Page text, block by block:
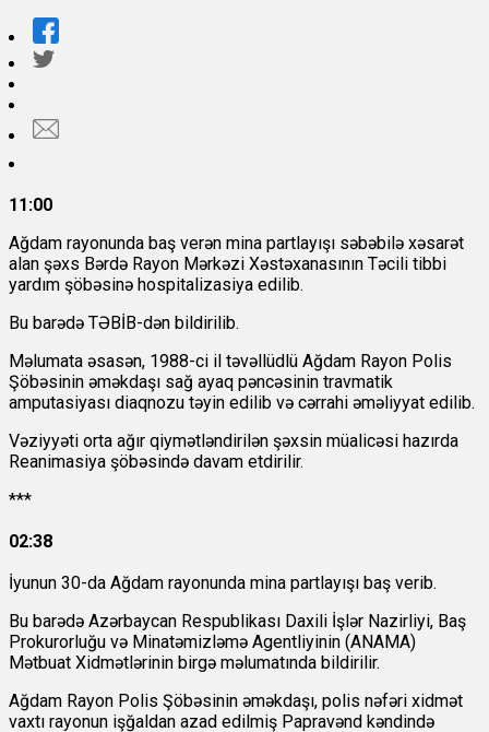
11:00
Ağdam rayonunda baş verən mina partlayışı səbəbilə xəsarət
alan şəxs Bərdə Rayon Mərkəzi Xəstəxanasının Təcili tibbi
yardım şöbəsinə hospitalizasiya edilib.
Bu barədə TƏBİB-dən bildirilib.
Məlumata əsasən, 1988-ci il təvəllüdlü Ağdam Rayon Polis
Şöbəsinin əməkdaşı sağ ayaq pəncəsinin travmatik
amputasiyası diaqnozu təyin edilib və cərrahi əməliyyat edilib.
Vəziyyəti orta ağır qiymətləndirilən şəxsin müalicəsi hazırda
Reanimasiya şöbəsində davam etdirilir.
***
02:38
İyunun 30-da Ağdam rayonunda mina partlayışı baş verib.
Bu barədə Azərbaycan Respublikası Daxili İşlər Nazirliyi, Baş
Prokurorluğu və Minatəmizləmə Agentliyinin (ANAMA)
Mətbuat Xidmətlərinin birgə məlumatında bildirilir.
Ağdam Rayon Polis Şöbəsinin əməkdaşı, polis nəfəri xidmət
vaxtı rayonun işğaldan azad edilmiş Papravənd kəndində